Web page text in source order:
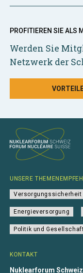
PROFITIEREN SIE ALS
Werden Sie
Netzwerk der
KONTAKT
Nuklearforum Schweiz
UNSERE
Versorgungssicherheit
Energieversorgung
Politik und